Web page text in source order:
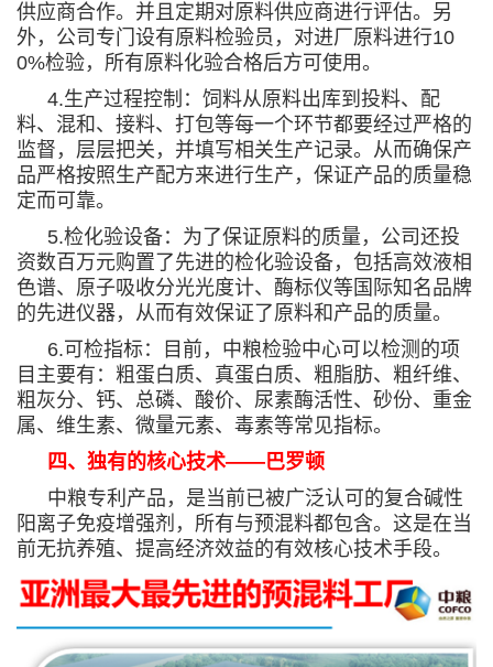
供应商合作。并且定期对原料供应商进行评估。另
外，公司专门设有原料检验员，对进厂原料进行10
0%检验，所有原料化验合格后方可使用。
4.生产过程控制：饲料从原料出库到投料、配
料、混和、接料、打包等每一个环节都要经过严格的
监督，层层把关，并填写相关生产记录。从而确保产
品严格按照生产配方来进行生产，保证产品的质量稳
定而可靠。
5.检化验设备：为了保证原料的质量，公司还投
资数百万元购置了先进的检化验设备，包括高效液相
色谱、原子吸收分光光度计、酶标仪等国际知名品牌
的先进仪器，从而有效保证了原料和产品的质量。
6.可检指标：目前，中粮检验中心可以检测的项
目主要有：粗蛋白质、真蛋白质、粗脂肪、粗纤维、
粗灰分、钙、总磷、酸价、尿素酶活性、砂份、重金
属、维生素、微量元素、毒素等常见指标。
四、独有的核心技术——巴罗顿
中粮专利产品，是当前已被广泛认可的复合碱性
阳离子免疫增强剂，所有与预混料都包含。这是在当
前无抗养殖、提高经济效益的有效核心技术手段。